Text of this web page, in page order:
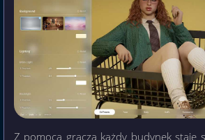
Z pomocą gracza każdy budynek staje